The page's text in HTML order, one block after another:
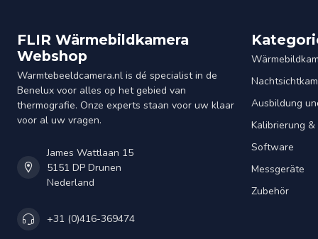
FLIR Wärmebildkamera
Webshop
Warmtebeeldcamera.nl is dé specialist in de
Benelux voor alles op het gebied van
thermografie. Onze experts staan voor uw klaar
voor al uw vragen.
James Wattlaan 15
5151 DP Drunen
Nederland
+31 (0)416-369474
Ausbildung
Kalibrierung
Software
Messgeräte
Zubehör